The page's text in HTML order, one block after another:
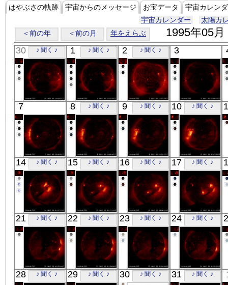
はやぶさの軌跡 宇宙からのメッセージ お宝データ
宇宙カレン
宇宙カレンダー
太陽カ
＜前の年
＜前の月 年をえらぶ 1995年05月
30 ♪ 聞く ♪ 1 ♪ 聞く ♪
「ようこう」
X線
2 ♪ 聞く ♪
「ようこう」
X線
3
「ようこう」
X線
7
「ようこう」
X線
8 ♪ 聞く ♪
「ようこう」
X線
9 ♪ 聞く ♪
「ようこう」
X線
10 ♪ 聞く ♪
「ようこう」
X線
14 ♪ 聞く ♪
「ようこう」
X線
15 ♪ 聞く ♪
「ようこう」
X線
16 ♪ 聞く ♪
「ようこう」
X線
17 ♪ 聞く ♪
「ようこう」
X線
21 ♪ 聞く ♪
「ようこう」
X線
22 ♪ 聞く ♪
「ようこう」
X線
23 ♪ 聞く ♪
「ようこう」
X線
24 ♪ 聞く ♪
「ようこう」
X線
28 ♪ 聞く ♪ 29 ♪ 聞く ♪ 30 ♪ 聞く ♪ 31 ♪ 聞く ♪